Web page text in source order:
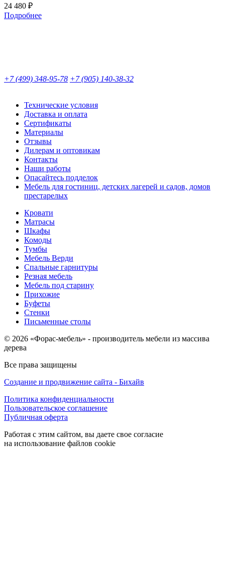
24 480 ₽
Подробнее
+7 (499) 348-95-78 +7 (905) 140-38-32
Технические условия
Доставка и оплата
Сертификаты
Материалы
Отзывы
Дилерам и оптовикам
Контакты
Наши работы
Опасайтесь подделок
Мебель для гостиниц, детских лагерей и садов, домов
престарелых
Кровати
Матрасы
Шкафы
Комоды
Тумбы
Мебель Верди
Спальные гарнитуры
Резная мебель
Мебель под старину
Прихожие
Буфеты
Стенки
Письменные столы
© 2026 «Форас-мебель» - производитель мебели из массива
дерева
Все права защищены
Создание и продвижение сайта - Бихайв
Политика конфиденциальности
Пользовательское соглашение
Публичная оферта
Работая с этим сайтом, вы даете свое согласие
на использование файлов cookie